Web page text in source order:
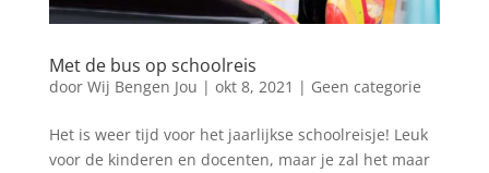
Met de bus op schoolreis
door Wij Bengen Jou | okt 8, 2021 | Geen categorie
Het is weer tijd voor het jaarlijkse schoolreisje! Leuk
voor de kinderen en docenten, maar je zal het maar